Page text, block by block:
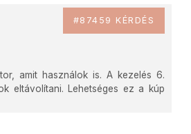
#87459 KÉRDÉS
amit használok is. A kezelés 6.
eltávolítani. Lehetséges ez a kúp